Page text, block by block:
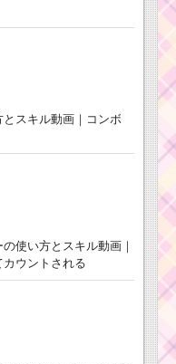
スキル動画｜コンボ
使い方とスキル動画｜
ウントされる